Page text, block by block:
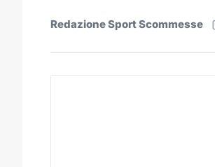
Redazione Sport Scommesse